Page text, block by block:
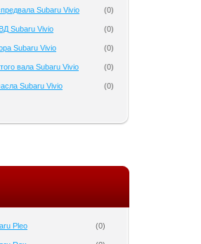
Subaru Vivio (0)
Subaru Vivio (0)
Subaru Vivio (0)
вала Subaru Vivio (0)
Subaru Vivio (0)
Pleo (0)